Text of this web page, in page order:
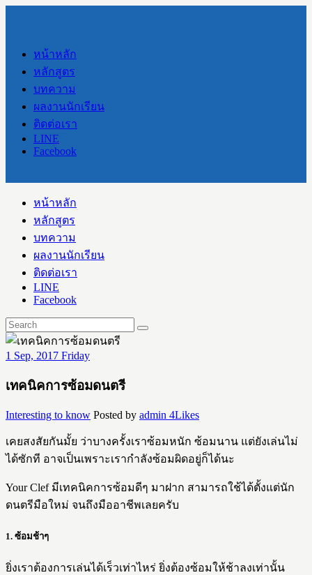
หน้าหลัก
หลักสูตร
บทความ
ผลงานนักเรียน
ติดต่อเรา
LINE
Facebook
หน้าหลัก
หลักสูตร
บทความ
ผลงานนักเรียน
ติดต่อเรา
LINE
Facebook
1 Sep, 2017 Friday
เทคนิคการซ้อมดนตรี
Interesting to know Posted by admin 4Likes
เคยสงสัยกันมั้ย ว่าบางครั้งเราซ้อมหนัก ซ้อมนาน แต่ยังเล่นไม่
ได้ซักที อาจเป็นเพราะเรากำลังซ้อมผิดอยู่ก็ได้นะ
Your Clef มีเทคนิคการซ้อมดีๆ มาฝาก สามารถใช้ได้ตั้งแต่นัก
ดนตรีมือใหม่ จนถึงมืออาชีพเลยครับ
1. ซ้อมช้าๆ
ยิ่งเราต้องการเล่นได้เร็วเท่าไหร่ ยิ่งต้องซ้อมให้ช้าลงเท่านั้น